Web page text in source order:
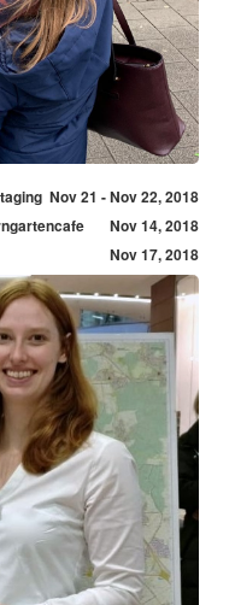
Nov 21 - Nov 22, 2018
Nov 14, 2018
Nov 17, 2018